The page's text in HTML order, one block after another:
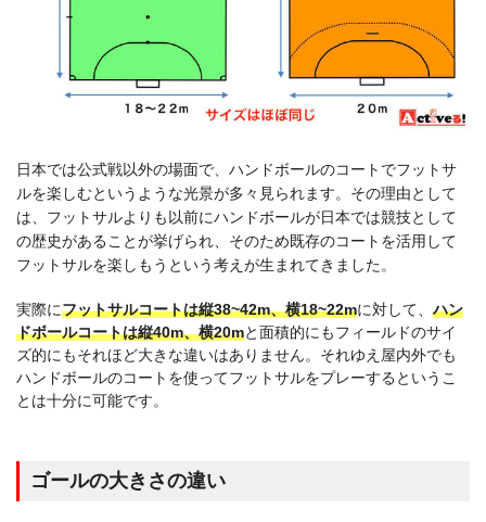
日本では公式戦以外の場面で、ハンドボールのコートでフットサ
ルを楽しむというような光景が多々見られます。その理由として
は、フットサルよりも以前にハンドボールが日本では競技として
の歴史があることが挙げられ、そのため既存のコートを活用して
フットサルを楽しもうという考えが生まれてきました。
実際にフットサルコートは縦38~42m、横18~22mに対して、ハン
ドボールコートは縦40m、横20mと面積的にもフィールドのサイ
ズ的にもそれほど大きな違いはありません。それゆえ屋内外でも
ハンドボールのコートを使ってフットサルをプレーするというこ
とは十分に可能です。
ゴールの大きさの違い